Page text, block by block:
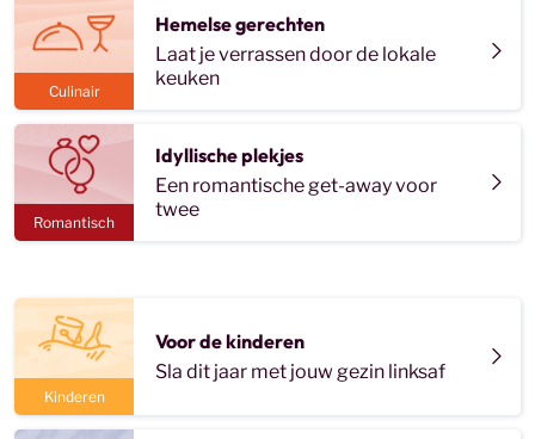
Culinair
Hemelse gerechten
Laat je verrassen door de lokale
keuken
Romantisch
Idyllische plekjes
Een romantische get-away voor
twee
Kinderen
Voor de kinderen
Sla dit jaar met jouw gezin linksaf